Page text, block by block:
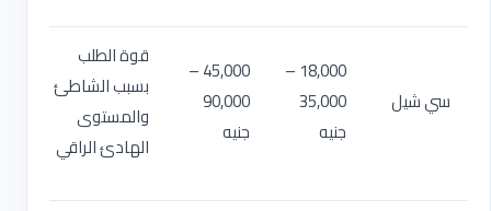
سي شيل
18,000 –
35,000
جنيه
45,000 –
90,000
جنيه
قوة الطلب
بسبب الشاطئ
والمستوى
الهادئ الراقي